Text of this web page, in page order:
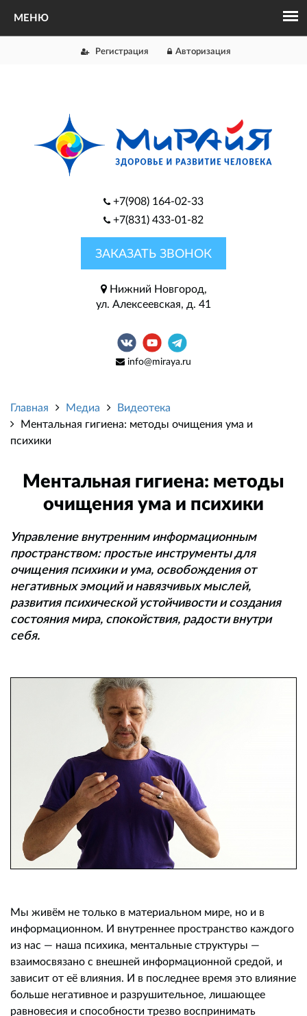
Регистрация Авторизация
+7(908) 164-02-33
+7(831) 433-01-82
ЗАКАЗАТЬ ЗВОНОК
Нижний Новгород,
ул. Алексеевская, д. 41
info@miraya.ru
Главная Медиа
Видеотека
Ментальная гигиена: методы очищения ума и
психики
Ментальная гигиена: методы
очищения ума и психики
Управление внутренним информационным
пространством: простые инструменты для
очищения психики и ума, освобождения от
негативных эмоций и навязчивых мыслей,
развития психической устойчивости и создания
состояния мира, спокойствия, радости внутри
себя.
Мы живём не только в материальном мире, но и в
информационном. И внутреннее пространство каждого
из нас — наша психика, ментальные структуры —
взаимосвязано с внешней информационной средой, и
зависит от её влияния. И в последнее время это влияние
больше негативное и разрушительное, лишающее
равновесия и способности трезво воспринимать